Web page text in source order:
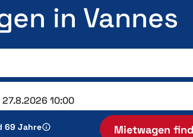
in Vannes
69 Jahre Mietwagen